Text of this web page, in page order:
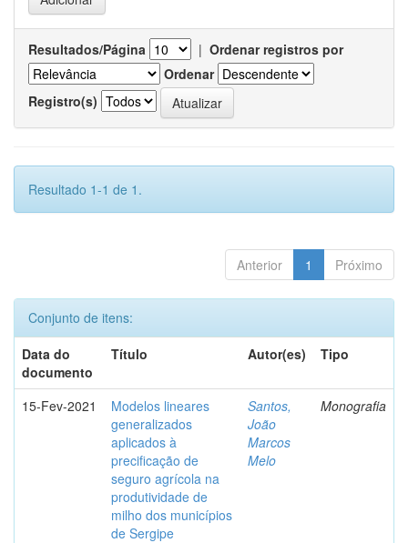
Resultados/Página | Ordenar registros por
Ordenar
Registro(s)
Resultado 1-1 de 1.
Anterior 1 Próximo
Conjunto de itens:
Data do
documento
Título Autor(es) Tipo
15-Fev-2021
Modelos lineares
generalizados
aplicados à
precificação de
seguro agrícola na
produtividade de
milho dos municípios
de Sergipe
Santos,
João
Marcos
Melo
Monografia